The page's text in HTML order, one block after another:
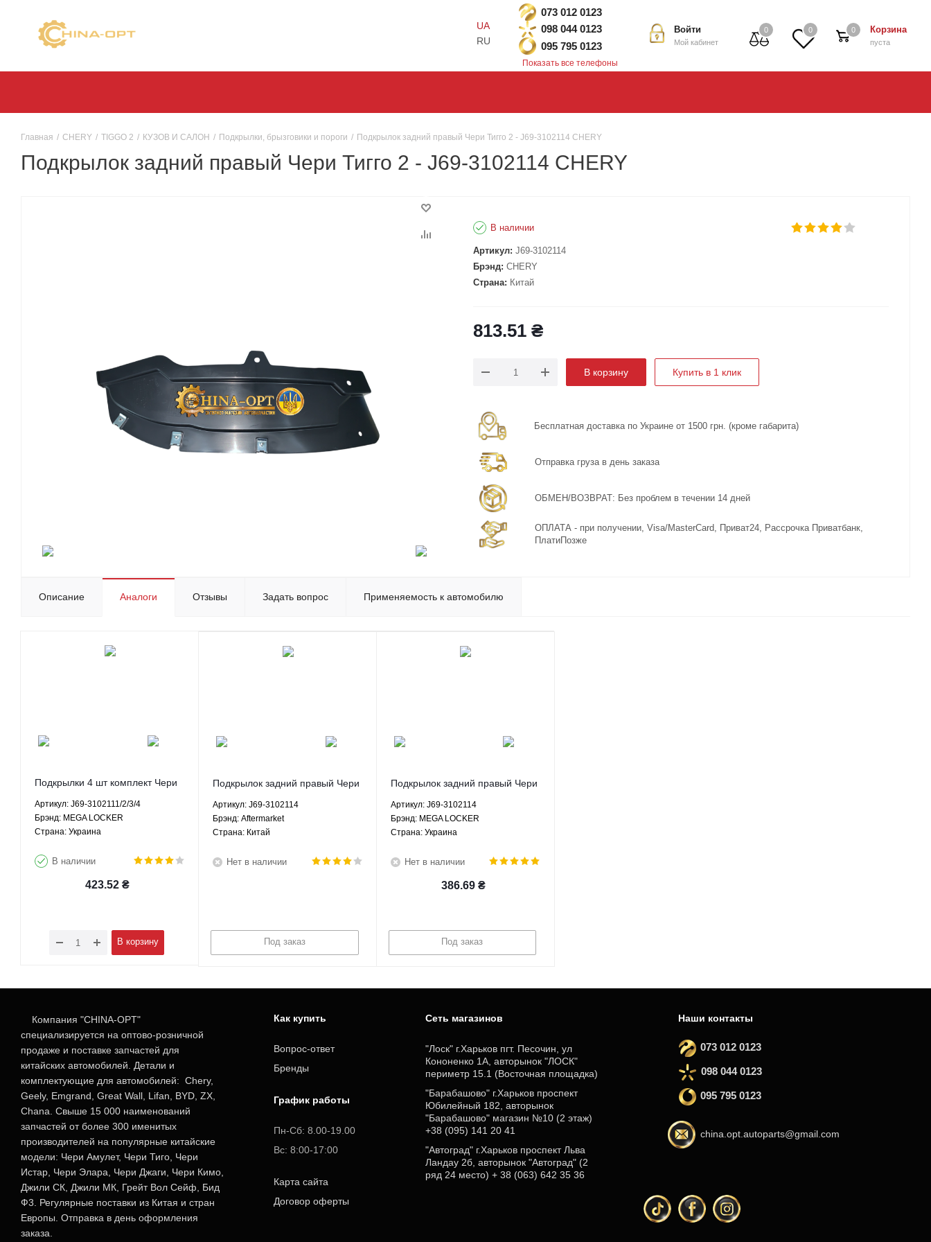
UA
RU
0 0 Корзина
пуста
0
Войти
Мой кабинет
073 012 0123
098 044 0123
095 795 0123
Показать все телефоны
Главная / CHERY / TIGGO 2 / КУЗОВ И САЛОН / Подкрылки, брызговики и пороги / Подкрылок задний правый Чери Тигго 2 - J69-3102114 CHERY
Подкрылок задний правый Чери Тигго 2 - J69-3102114 CHERY
В наличии
Артикул: J69-3102114
Брэнд: CHERY
Страна: Китай
813.51 ₴
В корзину Купить в 1 клик
Бесплатная доставка по Украине от 1500 грн. (кроме габарита)
Отправка груза в день заказа
ОБМЕН/ВОЗВРАТ: Без проблем в течении 14 дней
ОПЛАТА - при получении, Visa/MasterCard, Приват24, Рассрочка Приватбанк,
ПлатиПозже
Описание Аналоги Отзывы Задать вопрос Применяемость к автомобилю
Подкрылки 4 шт комплект Чери
MEGA LOCKER
Артикул: J69-3102111/2/3/4
Брэнд: MEGA LOCKER
Страна: Украина
В наличии
423.52 ₴
В корзину
Подкрылок задний правый Чери
Aftermarket
Артикул: J69-3102114
Брэнд: Aftermarket
Страна: Китай
Нет в наличии
Под заказ
Подкрылок задний правый Чери
LOCKER
Артикул: J69-3102114
Брэнд: MEGA LOCKER
Страна: Украина
Нет в наличии
386.69₴
Под заказ
Компания "CHINA-OPT"
специализируется на оптово-розничной
продаже и поставке запчастей для
китайских автомобилей. Детали и
комплектующие для автомобилей: Chery,
Geely, Emgrand, Great Wall, Lifan, BYD, ZX,
Chana. Свыше 15 000 наименований
запчастей от более 300 именитых
производителей на популярные китайские
модели: Чери Амулет, Чери Тиго, Чери
Истар, Чери Элара, Чери Джаги, Чери Кимо,
Джили СК, Джили МК, Грейт Вол Сейф, Бид
Ф3. Регулярные поставки из Китая и стран
Европы. Отправка в день оформления
заказа.
Как купить
Вопрос-ответ
Бренды
График работы
Пн-Сб: 8.00-19.00
Вс: 8:00-17:00
Карта сайта
Договор оферты
Cеть магазинов
"Лоск" г.Харьков пгт. Песочин, ул
Кононенко 1А, авторынок "ЛОСК"
периметр 15.1 (Восточная площадка)
"Барабашово" г.Харьков проспект
Юбилейный 182, авторынок
"Барабашово" магазин №10 (2 этаж)
+38 (095) 141 20 41
"Автоград" г.Харьков проспект Льва
Ландау 2б, авторынок "Автоград" (2
ряд 24 место) + 38 (063) 642 35 36
Наши контакты
073 012 0123
098 044 0123
095 795 0123
china.opt.autoparts@gmail.com